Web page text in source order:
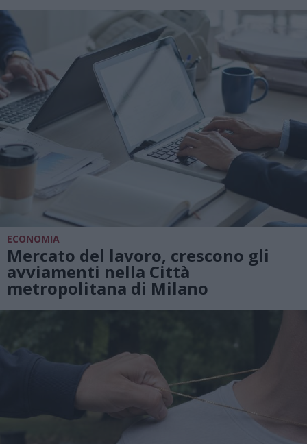
ECONOMIA
Mercato del lavoro, crescono gli
avviamenti nella Città
metropolitana di Milano